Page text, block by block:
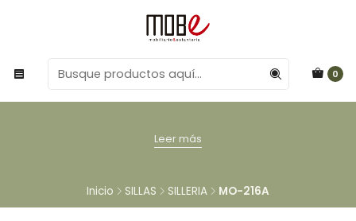
0
Leer más
Inicio SILLAS SILLERIA MO-216A